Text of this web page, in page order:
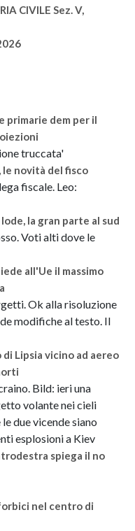
CIVILE Sez. V,
primarie dem per il
truccata'
novità del fisco
fiscale. Leo:
la gran parte al sud
Voti alti dove le
all'Ue il massimo
Ok alla risoluzione
modifiche al testo. Il
Lipsia vicino ad aereo
Bild: ieri una
volante nei cieli
due vicende siano
esplosioni a Kiev
spiega il no
nel centro di